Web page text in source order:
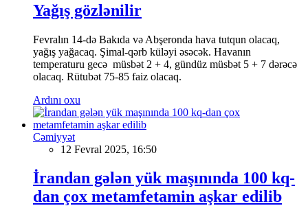
Yağış gözlənilir
Fevralın 14-də Bakıda və Abşeronda hava tutqun olacaq,
yağış yağacaq. Şimal-qərb küləyi əsəcək. Havanın
temperaturu gecə müsbət 2 + 4, gündüz müsbət 5 + 7 dərəcə
olacaq. Rütubət 75-85 faiz olacaq.
Ardını oxu
Cəmiyyət
12 Fevral 2025, 16:50
İrandan gələn yük maşınında 100 kq-
dan çox metamfetamin aşkar edilib